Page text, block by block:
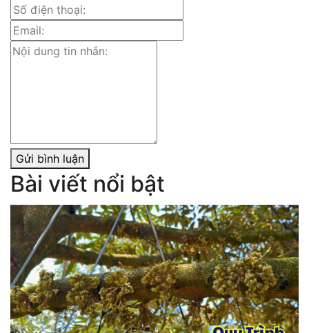
Gửi bình luận
Bài viết nổi bật